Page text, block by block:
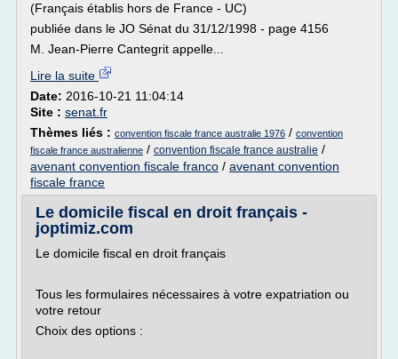
(Français établis hors de France - UC)
publiée dans le JO Sénat du 31/12/1998 - page 4156
M. Jean-Pierre Cantegrit appelle...
Lire la suite
Date: 2016-10-21 11:04:14
Site : senat.fr
Thèmes liés : convention fiscale france australie 1976 / convention
fiscale france australienne / convention fiscale france australie /
avenant convention fiscale franco / avenant convention
fiscale france
Le domicile fiscal en droit français -
joptimiz.com
Le domicile fiscal en droit français
Tous les formulaires nécessaires à votre expatriation ou
votre retour
Choix des options :